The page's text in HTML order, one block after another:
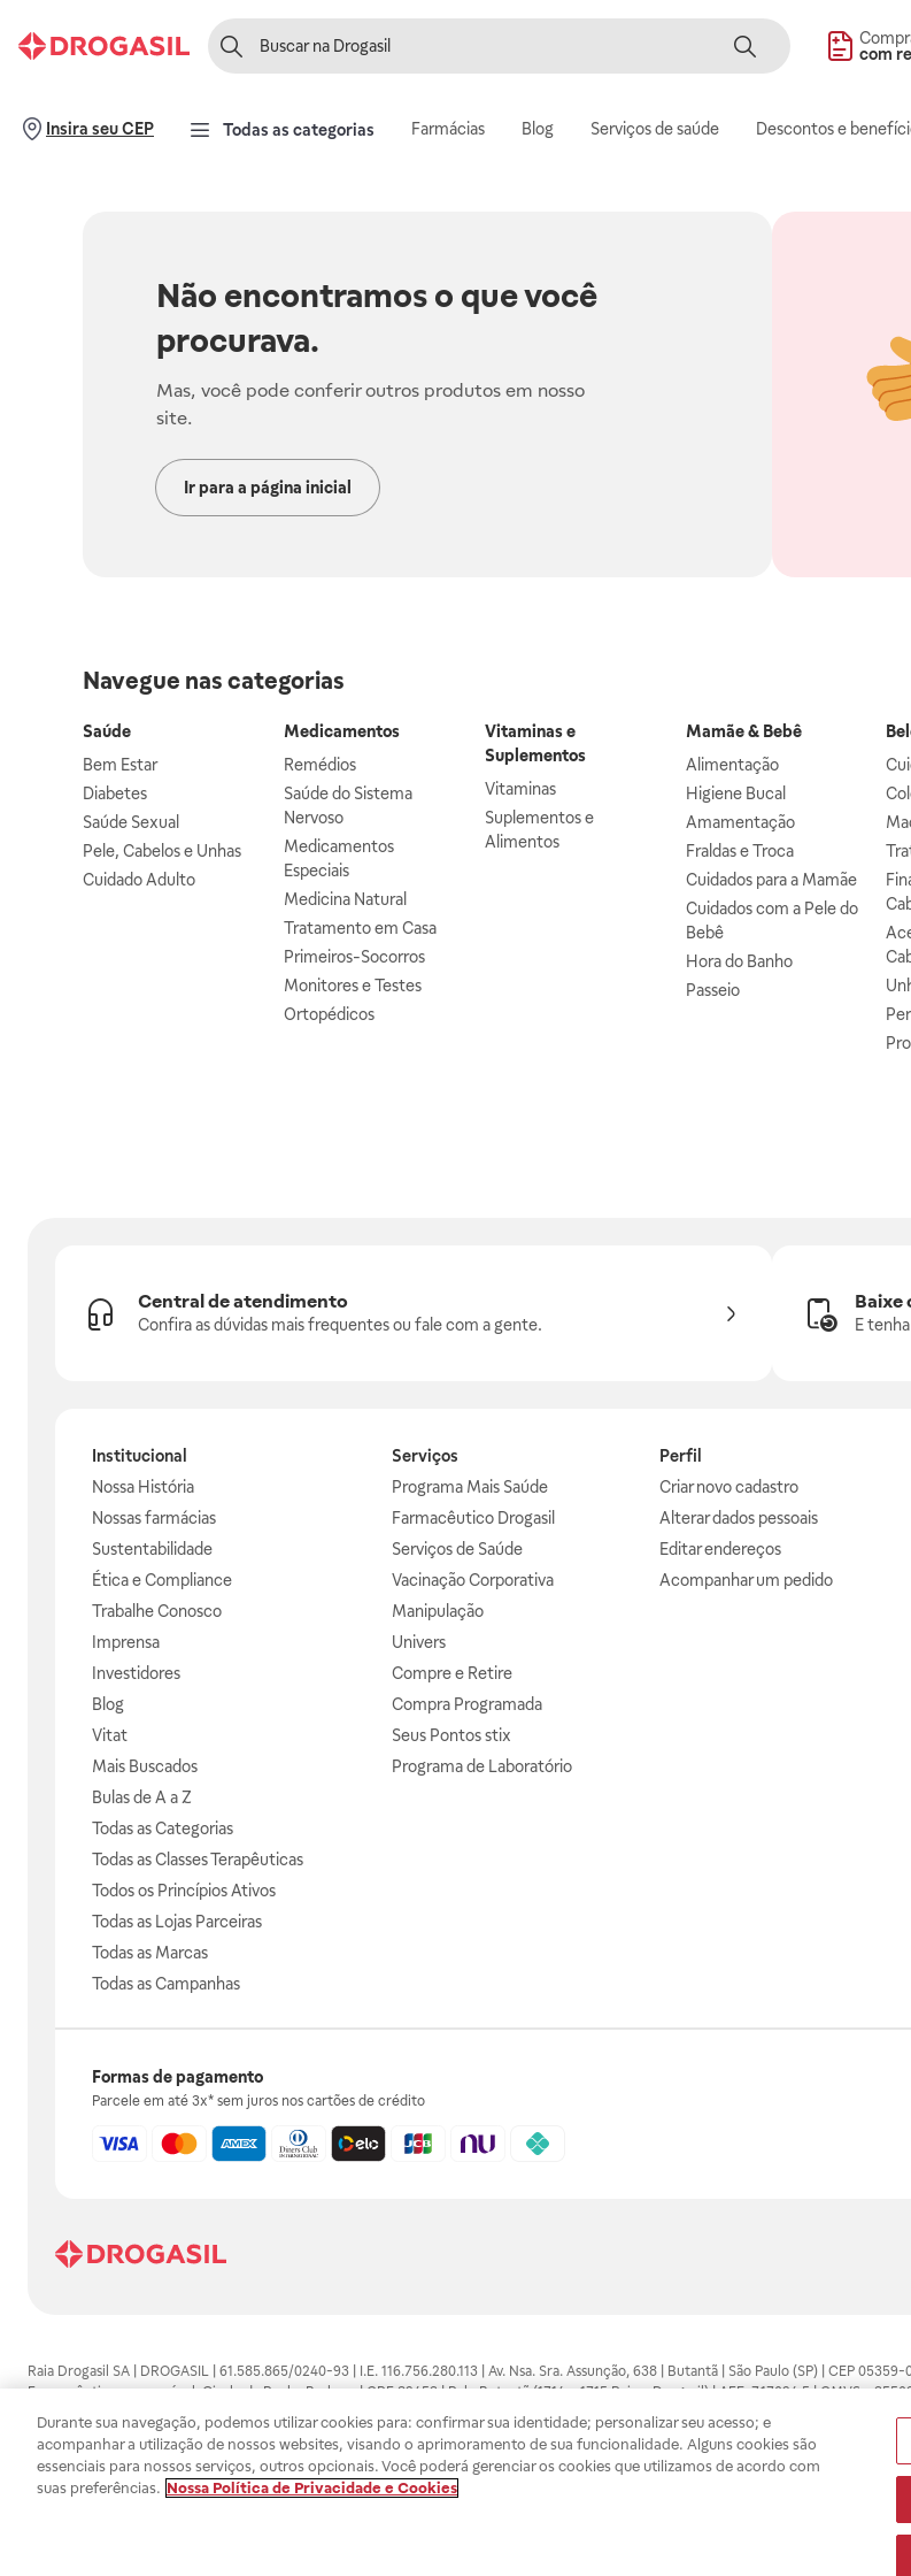
com
Insira seu CEP Todas as categorias Farmácias Blog Serviços de saúde Descontos e
Não encontramos o que você
procurava.
Mas, você pode conferir outros produtos em nosso
site.
Ir para a página inicial
Navegue nas categorias
Saúde
Bem Estar
Diabetes
Saúde Sexual
Pele, Cabelos e Unhas
Cuidado Adulto
Medicamentos
Remédios
Saúde do Sistema
Nervoso
Medicamentos
Especiais
Medicina Natural
Tratamento em Casa
Primeiros-Socorros
Monitores e Testes
Ortopédicos
Vitaminas e
Suplementos
Vitaminas
Suplementos e
Alimentos
Mamãe & Bebê
Alimentação
Higiene Bucal
Amamentação
Fraldas e Troca
Cuidados para a Mamãe
Cuidados com a Pele do
Bebê
Hora do Banho
Passeio
Central de atendimento
Confira as dúvidas mais frequentes ou fale com a gente.
Baixe
E
Institucional
Nossa História
Nossas farmácias
Sustentabilidade
Ética e Compliance
Trabalhe Conosco
Imprensa
Investidores
Blog
Vitat
Mais Buscados
Bulas de A a Z
Todas as Categorias
Todas as Classes Terapêuticas
Todos os Princípios Ativos
Todas as Lojas Parceiras
Todas as Marcas
Todas as Campanhas
Serviços
Programa Mais Saúde
Farmacêutico Drogasil
Serviços de Saúde
Vacinação Corporativa
Manipulação
Univers
Compre e Retire
Compra Programada
Seus Pontos stix
Programa de Laboratório
Perfil
Criar novo cadastro
Alterar dados pessoais
Editar endereços
Acompanhar um pedido
Formas de pagamento
Parcele em até 3x* sem juros nos cartões de crédito
Raia Drogasil SA | DROGASIL | 61.585.865/0240-93 | I.E. 116.756.280.113 | Av. Nsa. Sra. Assunção, 638 | Butantã | São Paulo (SP) | CEP
Farmacêutico responsável: Gisele da Penha Barbosa | CRF 89453 | Polo Butantã (1714 e 1715 Raia e Drogasil) | AFE: 7.17094.5 | CMVS -
automedicação e não substituem, em hipótese alguma, as orientações dadas pelo profissional da área médica. Somente o médico está
persistirem os sintomas, um médico deverá ser consultado. Os preços e promoções divulgados no site são válidos apenas para compras
SA trabalha com as tecnologias mais avançadas de proteção de dados, para que você possa realizar suas compras com tranquilidade. A
efetuados estão sujeitos à confirmação da disponibilidade de produto em nosso estoque.
Durante sua navegação, podemos utilizar cookies para: confirmar sua identidade; personalizar seu acesso; e
acompanhar a utilização de nossos websites, visando o aprimoramento de sua funcionalidade. Alguns cookies são
essenciais para nossos serviços, outros opcionais. Você poderá gerenciar os cookies que utilizamos de acordo com
suas preferências. Nossa Política de Privacidade e Cookies